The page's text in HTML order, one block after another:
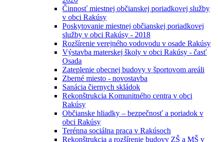
Činnosť miestnej občianskej poriadkovej služby
v obci Rakúsy
Poskytovanie miestnej občianskej poriadkovej
služby v obci Rakúsy - 2018
Rozšírenie verejného vodovodu v osade Rakúsy
Výstavba materskej školy v obci Rakúsy - časť
Osada
Zateplenie obecnej budovy v športovom areáli
Zberné miesto - novostavba
Sanácia čiernych skládok
Rekonštrukcia Komunitného centra v obci
Rakúsy
Občianske hliadky – bezpečnosť a poriadok v
obci Rakúsy
Terénna sociálna praca v Rakúsoch
Rekonštrukcia a rozšírenie budovy ZŠ a MŠ v